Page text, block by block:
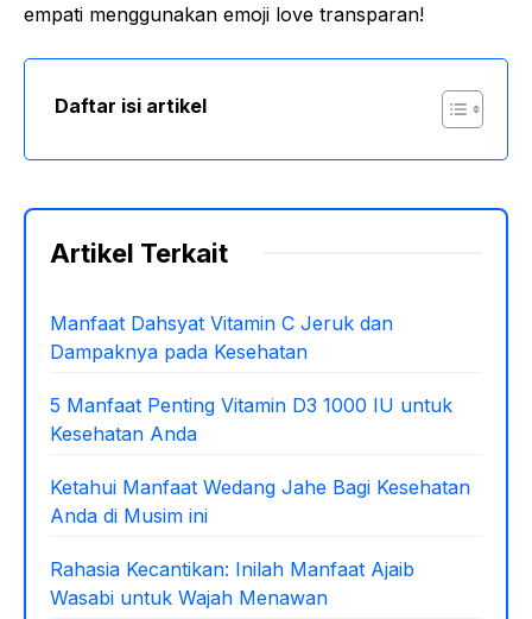
empati menggunakan emoji love transparan!
Daftar isi artikel
Artikel Terkait
Manfaat Dahsyat Vitamin C Jeruk dan
Dampaknya pada Kesehatan
5 Manfaat Penting Vitamin D3 1000 IU untuk
Kesehatan Anda
Ketahui Manfaat Wedang Jahe Bagi Kesehatan
Anda di Musim ini
Rahasia Kecantikan: Inilah Manfaat Ajaib
Wasabi untuk Wajah Menawan